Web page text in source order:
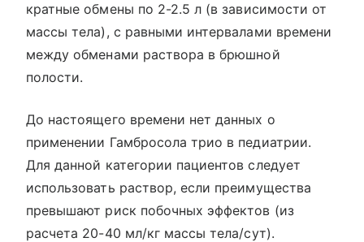
кратные обмены по 2-2.5 л (в зависимости от
массы тела), с равными интервалами времени
между обменами раствора в брюшной
полости.
До настоящего времени нет данных о
применении Гамбросола трио в педиатрии.
Для данной категории пациентов следует
использовать раствор, если преимущества
превышают риск побочных эффектов (из
расчета 20-40 мл/кг массы тела/сут).